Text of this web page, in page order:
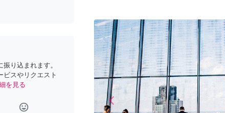
り込まれます。
ビスやリクエスト
を見る
tag_faces
arrow_back_iosPrevious